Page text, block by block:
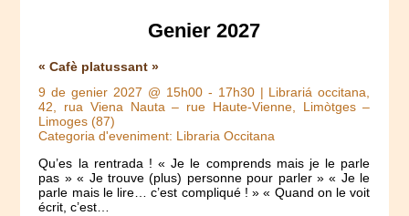
Genier 2027
« Cafè platussant »
9 de genier 2027 @ 15h00- 17h30| Librariá occitana,
42, rua Viena Nauta – rue Haute-Vienne, Limòtges –
Limoges (87)
Categoria d'eveniment: Libraria Occitana
Qu’es la rentrada ! « Je le comprends mais je le parle
pas » « Je trouve (plus) personne pour parler » « Je le
parle mais le lire… c’est compliqué ! » « Quand on le voit
écrit, c’est…